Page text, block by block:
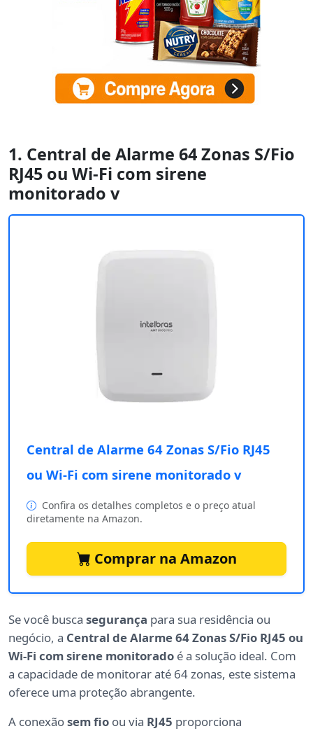
1. Central de Alarme 64 Zonas S/Fio
RJ45 ou Wi-Fi com sirene
monitorado v
Central de Alarme 64 Zonas S/Fio RJ45
ou Wi-Fi com sirene monitorado v
Confira os detalhes completos e o preço atual
diretamente na Amazon.
Comprar na Amazon
Se você busca segurança para sua residência ou
negócio, a Central de Alarme 64 Zonas S/Fio RJ45 ou
Wi-Fi com sirene monitorado é a solução ideal. Com
a capacidade de monitorar até 64 zonas, este sistema
oferece uma proteção abrangente.
A conexãosem fio ou via RJ45 proporciona